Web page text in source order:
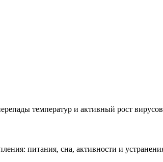
температур и активный рост
питания, сна, активности и